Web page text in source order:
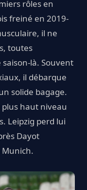
rôles en
freiné en 2019-
il ne
toutes
là. Souvent
il débarque
solide bagage.
haut niveau
Leipzig perd lui
Dayot